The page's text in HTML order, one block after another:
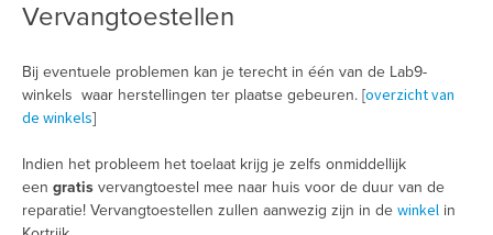
Vervangtoestellen
Bij eventuele problemen kan je terecht in één van de Lab9-
winkels waar herstellingen ter plaatse gebeuren. [overzicht van
de winkels]
Indien het probleem het toelaat krijg je zelfs onmiddellijk
een gratis vervangtoestel mee naar huis voor de duur van de
reparatie! Vervangtoestellen zullen aanwezig zijn in de winkel in